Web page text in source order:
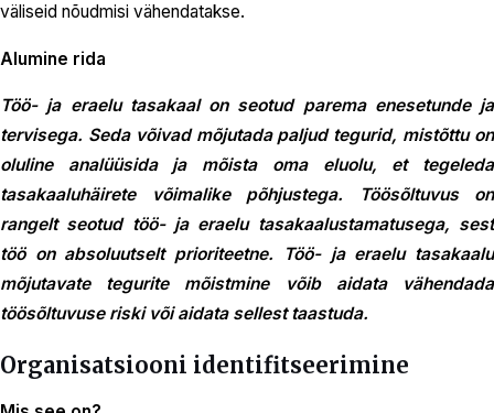
väliseid nõudmisi vähendatakse.
Alumine rida
Töö- ja eraelu tasakaal on seotud parema enesetunde ja
tervisega. Seda võivad mõjutada paljud tegurid, mistõttu on
oluline analüüsida ja mõista oma eluolu, et tegeleda
tasakaaluhäirete võimalike põhjustega. Töösõltuvus on
rangelt seotud töö- ja eraelu tasakaalustamatusega, sest
töö on absoluutselt prioriteetne. Töö- ja eraelu tasakaalu
mõjutavate tegurite mõistmine võib aidata vähendada
töösõltuvuse riski või aidata sellest taastuda.
Organisatsiooni identifitseerimine